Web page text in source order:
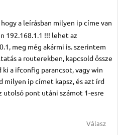
a leírásban milyen ip címe van
192.168.1.1 !!! lehet az
meg még akármi is. szerintem
a routerekben, kapcsold össze
a ifconfig parancsot, vagy win
ip címet kapsz, és azt írd
utolsó pont utáni számot 1-esre
Válasz